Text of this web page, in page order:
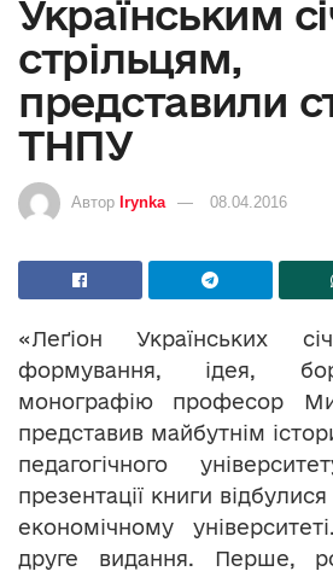
Українським
стрільцям,
представили
ТНПУ
Автор Irynka 08.04.2016
«Леґіон Українських
формування, ідея,
монографію професор
представив майбутнім
педагогічного
презентації книги
економічному
друге видання. Перше,